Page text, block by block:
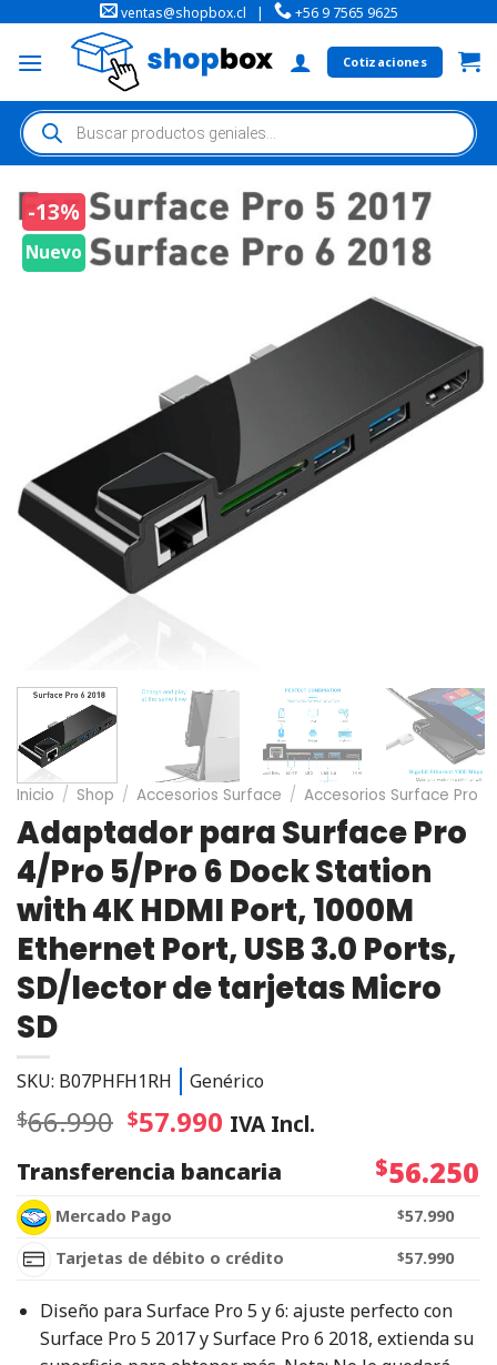
ventas@shopbox.cl | +56 9 7565 9625
Cotizaciones
-13%
Nuevo
Inicio / Shop / Accesorios Surface / Accesorios Surface Pro
Adaptador para Surface Pro
4/Pro 5/Pro 6 Dock Station
with 4K HDMI Port, 1000M
Ethernet Port, USB 3.0 Ports,
SD/lector de tarjetas Micro
SD
SKU: B07PHFH1RH Genérico
$66.990 $57.990 IVA Incl.
Transferencia bancaria
$56.250
Mercado Pago $57.990
Tarjetas de débito o crédito
$57.990
Diseño para Surface Pro 5 y 6: ajuste perfecto con
Surface Pro 5 2017 y Surface Pro 6 2018, extienda su